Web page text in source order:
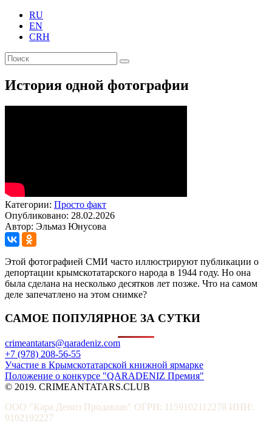
RU
EN
CRH
История одной фотографии
Категории: Просто факт
Опубликовано: 28.02.2026
Автор: Эльмаз Юнусова
Этой фотографией СМИ часто иллюстрируют публикации о
депортации крымскотатарского народа в 1944 году. Но она
была сделана на несколько десятков лет позже. Что на самом
деле запечатлено на этом снимке?
САМОЕ ПОПУЛЯРНОЕ ЗА СУТКИ
crimeantatars@qaradeniz.com
+7 (978) 208-56-55
Участие в Крымскотатарской книжной ярмарке
Положение о конкурсе "QARADENIZ Премия"
© 2019. CRIMEANTATARS.CLUB
ООО "Кара Дениз Продакшн" ОГРН: 1159102112278 ИНН:
9102192227